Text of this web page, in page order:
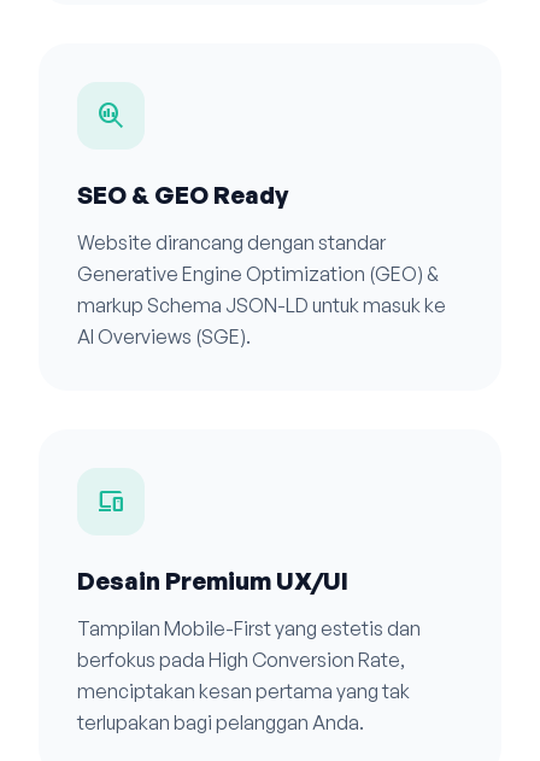
search_insights
SEO & GEO Ready
Website dirancang dengan standar
Generative Engine Optimization (GEO) &
markup Schema JSON-LD untuk masuk ke
AI Overviews (SGE).
devices
Desain Premium UX/UI
Tampilan Mobile-First yang estetis dan
berfokus pada High Conversion Rate,
menciptakan kesan pertama yang tak
terlupakan bagi pelanggan Anda.